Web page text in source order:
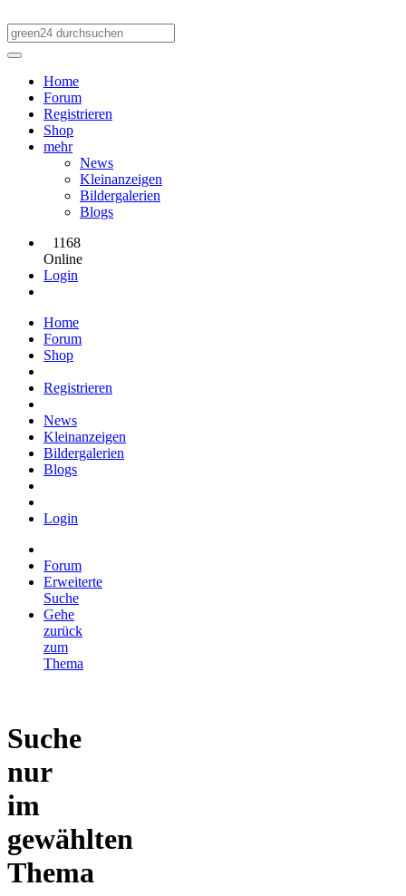
Home
Forum
Registrieren
Shop
mehr
News
Kleinanzeigen
Bildergalerien
Blogs
1168
Online
Login
Home
Forum
Shop
Registrieren
News
Kleinanzeigen
Bildergalerien
Blogs
Login
Forum
Erweiterte
Suche
Gehe
zurück
zum
Thema
Suche
nur
im
gewählten
Thema